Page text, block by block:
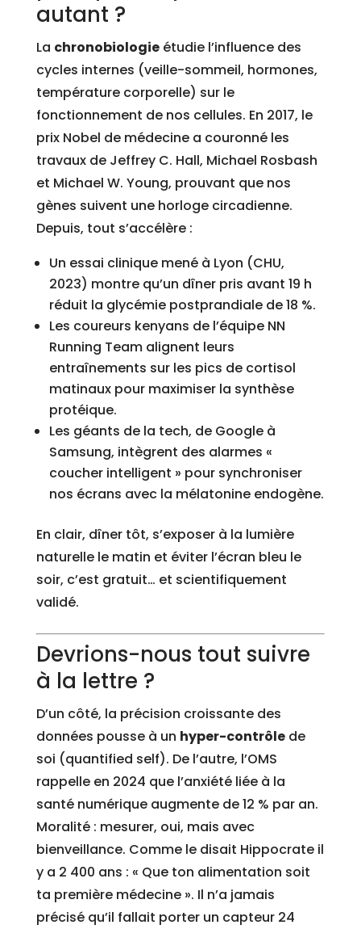
autant ?
La chronobiologieétudie l’influence des
cycles internes (veille-sommeil, hormones,
température corporelle) sur le
fonctionnement de nos cellules. En 2017, le
prix Nobel de médecine a couronné les
travaux de Jeffrey C. Hall, Michael Rosbash
et Michael W. Young, prouvant que nos
gènes suivent une horloge circadienne.
Depuis, tout s’accélère :
Un essai clinique mené à Lyon (CHU,
2023) montre qu’un dîner pris avant 19 h
réduit la glycémie postprandiale de 18 %.
Les coureurs kenyans de l’équipe NN
Running Team alignent leurs
entraînements sur les pics de cortisol
matinaux pour maximiser la synthèse
protéique.
Les géants de la tech, de Google à
Samsung, intègrent des alarmes «
coucher intelligent » pour synchroniser
nos écrans avec la mélatonine endogène.
En clair, dîner tôt, s’exposer à la lumière
naturelle le matin et éviter l’écran bleu le
soir, c’est gratuit… et scientifiquement
validé.
Devrions-nous tout suivre
à la lettre ?
D’un côté, la précision croissante des
données pousse à un hyper-contrôlede
soi (quantified self). De l’autre, l’OMS
rappelle en 2024 que l’anxiété liée à la
santé numérique augmente de 12 % par an.
Moralité : mesurer, oui, mais avec
bienveillance. Comme le disait Hippocrate il
y a 2 400 ans : « Que ton alimentation soit
ta première médecine ». Il n’a jamais
précisé qu’il fallait porter un capteur 24